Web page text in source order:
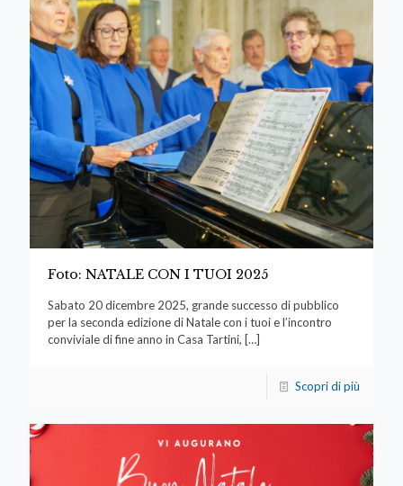
Foto: NATALE CON I TUOI 2025
Sabato 20 dicembre 2025, grande successo di pubblico
per la seconda edizione di Natale con i tuoi e l’incontro
conviviale di fine anno in Casa Tartini, […]
Scopri di più